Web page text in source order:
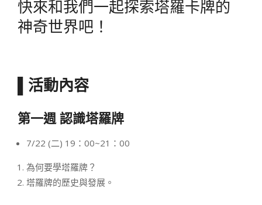
快來和我們一起探索塔羅卡牌的
神奇世界吧！
活動內容
第一週 認識塔羅牌
7/22 (二) 19：00~21：00
為何要學塔羅牌？
塔羅牌的歷史與發展。